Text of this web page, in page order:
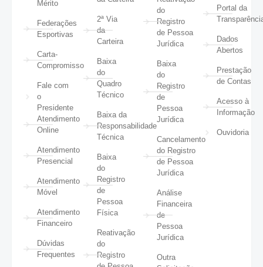
Mérito
Federações
Esportivas
Carta-
Compromisso
Fale com
o
Presidente
Atendimento
Online
Atendimento
Presencial
Atendimento
Móvel
Atendimento
Financeiro
Dúvidas
Frequentes
2ª Via
da
Carteira
Baixa
do
Quadro
Técnico
Baixa da
Responsabilidade
Técnica
Baixa
do
Registro
de
Pessoa
Física
Reativação
do
Registro
do
Registro
de Pessoa
Jurídica
Baixa
do
Registro
de
Pessoa
Jurídica
Cancelamento
do Registro
de Pessoa
Jurídica
Análise
Financeira
de
Pessoa
Jurídica
Outra
Portal da
Dados
Abertos
Prestação
de Contas
Acesso à
Informação
Ouvidoria